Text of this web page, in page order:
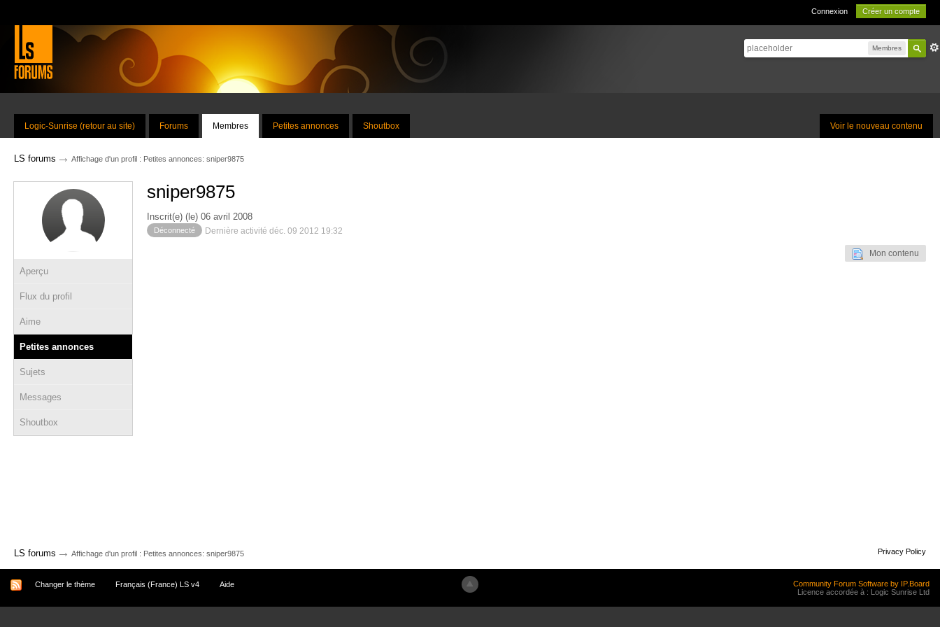
Connexion Créer un compte
Membres
Voir le nouveau contenu
Logic-Sunrise (retour au site) Forums Membres Petites annonces Shoutbox
LS forums → Affichage d'un profil : Petites annonces: sniper9875
Aperçu
Flux du profil
Aime
Petites annonces
Sujets
Messages
Shoutbox
sniper9875
Inscrit(e) (le) 06 avril 2008
Déconnecté Dernière activité déc. 09 2012 19:32
Mon contenu
LS forums → Affichage d'un profil : Petites annonces: sniper9875 Privacy Policy
Changer le thème Français (France) LS v4 Aide
Community Forum Software by IP.Board
Licence accordée à : Logic Sunrise Ltd